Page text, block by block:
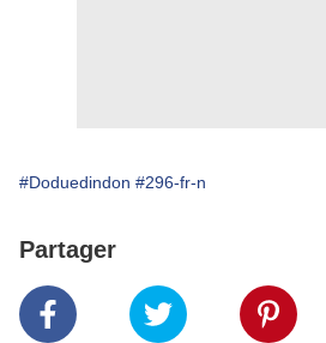
#Doduedindon #296-fr-n
Partager